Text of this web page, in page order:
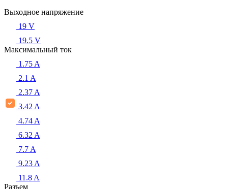
Выходное напряжение
19 V
19.5 V
Максимальный ток
1.75 A
2.1 A
2.37 A
3.42 A
4.74 A
6.32 A
7.7 A
9.23 A
11.8 A
Разъем